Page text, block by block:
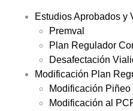
Estudios Aprobados y
Premval
Plan Regulador
Desafectación
Modificación Plan
Modificación Piñeo
Modificación al